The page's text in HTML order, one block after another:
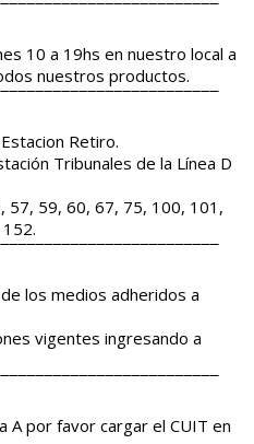
10 a 19hs en nuestro local a
nuestros productos.
Retiro.
Tribunales de la Línea D
57, 59, 60, 67, 75, 100, 101,
los medios adheridos a
vigentes ingresando a
A por favor cargar el CUIT en